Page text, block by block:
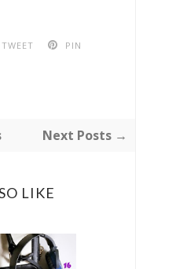
TWEET
PIN
Next Posts →
LIKE